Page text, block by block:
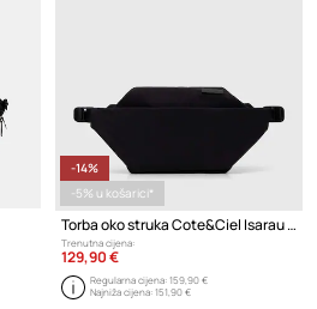
-14%
-5% u košarici*
Torba oko struka Cote&Ciel Isarau Small Smooth
Trenutna cijena:
129,90 €
Regularna cijena:159,90 €
Najniža cijena:151,90 €